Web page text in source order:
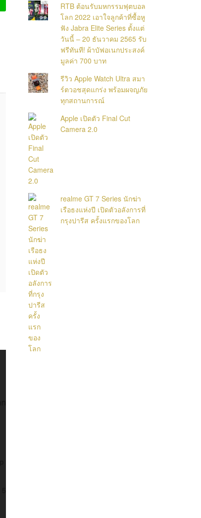
RTB ต้อนรับมหกรรมฟุตบอล
โลก 2022 เอาใจลูกค้าที่ซื้อหู
ฟัง Jabra Elite Series ตั้งแต่
วันนี้ – 20 ธันวาคม 2565 รับ
ฟรีทันที! ผ้าบัฟอเนกประสงค์
มูลค่า 700 บาท
รีวิว Apple Watch Ultra สมา
ร์ตวอชสุดแกร่ง พร้อมผจญภัย
ทุกสถานการณ์
Apple เปิดตัว Final Cut
Camera 2.0
realme GT 7 Series นักฆ่า
เรือธงแห่งปี เปิดตัวอลังการที่
กรุงปารีส ครั้งแรกของโลก